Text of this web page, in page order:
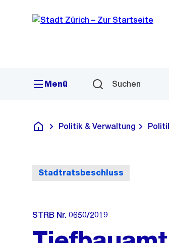
Navigation
Sprunglink
Menü Suchen
Deutsch
Politik & Verwaltung
Stadtratsbeschluss
STRB Nr. 0650/2019